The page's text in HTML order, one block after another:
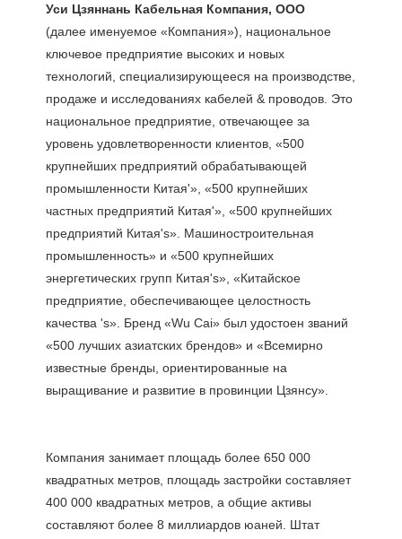
(далее именуемое «Компания»), национальное
ключевое предприятие высоких и новых
технологий, специализирующееся на производстве,
продаже и исследованиях кабелей & проводов. Это
национальное предприятие, отвечающее за
уровень удовлетворенности клиентов, «500
крупнейших предприятий обрабатывающей
промышленности Китая'», «500 крупнейших
частных предприятий Китая'», «500 крупнейших
предприятий Китая's». Машиностроительная
промышленность» и «500 крупнейших
энергетических групп Китая's», «Китайское
предприятие, обеспечивающее целостность
качества 's». Бренд «Wu Cai» был удостоен званий
«500 лучших азиатских брендов» и «Всемирно
известные бренды, ориентированные на
Компания занимает площадь более 650 000
квадратных метров, площадь застройки составляет
400 000 квадратных метров, а общие активы
составляют более 8 миллиардов юаней. Штат